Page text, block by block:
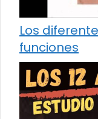
Los
funciones